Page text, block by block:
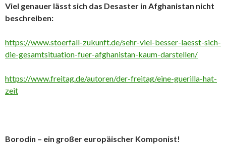
Viel genauer lässt sich das Desaster in Afghanistan nicht
beschreiben:
https://www.stoerfall-zukunft.de/sehr-viel-besser-laesst-sich-
die-gesamtsituation-fuer-afghanistan-kaum-darstellen/
https://www.freitag.de/autoren/der-freitag/eine-guerilla-hat-
zeit
Borodin – ein großer europäischer Komponist!